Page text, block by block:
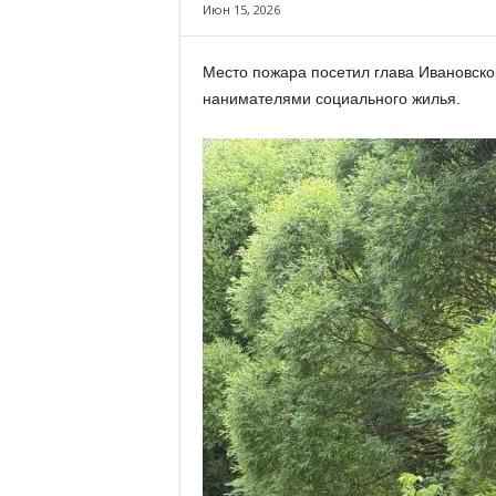
м
Июн 15, 2026
Место пожара посетил глава
нанимателями социального жилья.